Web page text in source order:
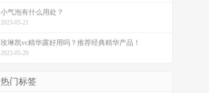
小气泡有什么用处？
2023-05-21
玫琳凯vc精华露好用吗？推荐经典精华产品！
2023-05-29
热门标签